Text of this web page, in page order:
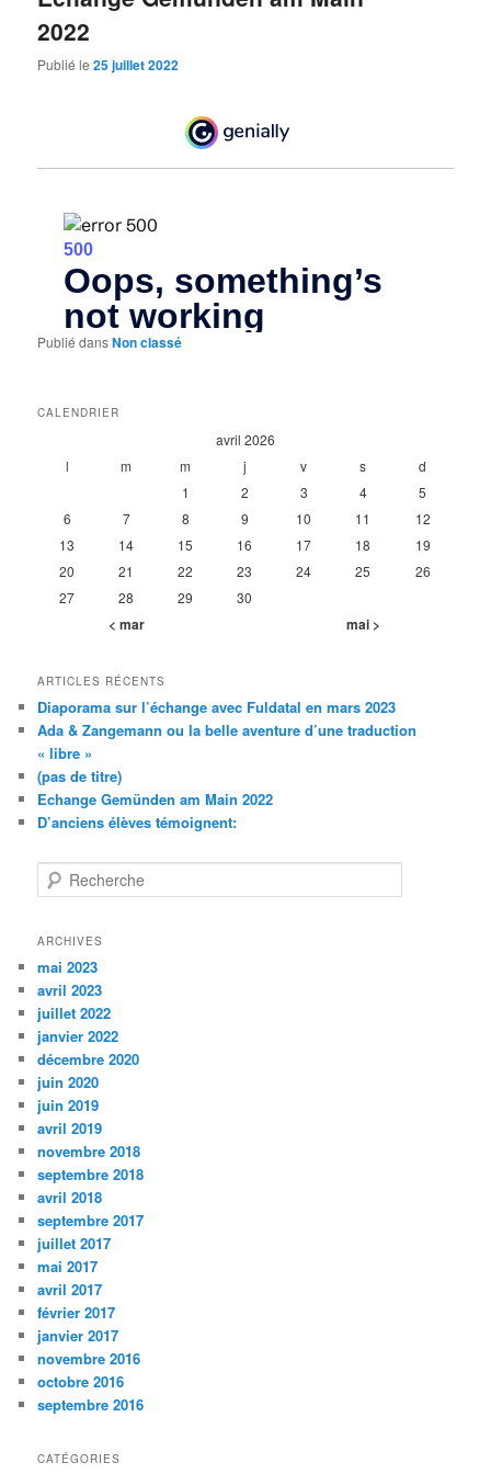
2022
Publié le25 juillet 2022
Publié dansNon classé
CALENDRIER
avril 2026
l
m m j v s
d
1
2 3 4
5
6
7 8 9 10 11
12
13
14 15 16 17 18
19
20
21 22 23 24 25
26
27
28 29 30
< mar mai >
ARTICLES RÉCENTS
Diaporama sur l’échange avec Fuldatal en mars 2023
Ada & Zangemann ou la belle aventure d’une traduction
« libre »
(pas de titre)
Echange Gemünden am Main 2022
D’anciens élèves témoignent:
e
h
r
c
h
e
ARCHIVES
mai 2023
avril 2023
juillet 2022
janvier 2022
décembre 2020
juin 2020
juin 2019
avril 2019
novembre 2018
septembre 2018
avril 2018
septembre 2017
juillet 2017
mai 2017
avril 2017
février 2017
janvier 2017
novembre 2016
octobre 2016
septembre 2016
CATÉGORIES